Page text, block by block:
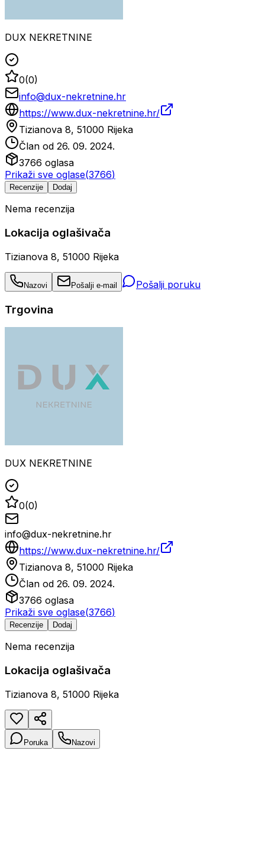
DUX NEKRETNINE
0(0)
info@dux-nekretnine.hr
https://www.dux-nekretnine.hr/
Tizianova 8, 51000 Rijeka
Član od 26. 09. 2024.
3766 oglasa
Prikaži sve oglase(3766)
Recenzije Dodaj
Nema recenzija
Lokacija oglašivača
Tizianova 8, 51000 Rijeka
Nazovi Pošalji e-mail Pošalji poruku
Trgovina
DUX NEKRETNINE
0(0)
info@dux-nekretnine.hr
https://www.dux-nekretnine.hr/
Tizianova 8, 51000 Rijeka
Član od 26. 09. 2024.
3766 oglasa
Prikaži sve oglase(3766)
Recenzije Dodaj
Nema recenzija
Lokacija oglašivača
Tizianova 8, 51000 Rijeka
Poruka Nazovi